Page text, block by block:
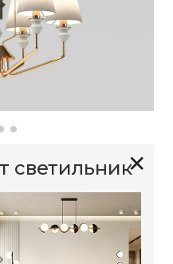
✕
светильник